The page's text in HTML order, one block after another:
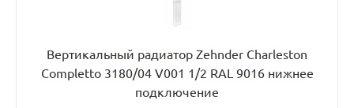
Вертикальный радиатор Zehnder Charleston
Completto 3180/04 V001 1/2 RAL 9016 нижнее
подключение